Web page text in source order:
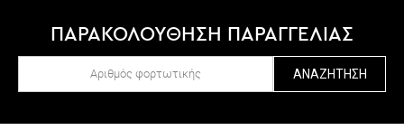
ΠΑΡΑΚΟΛΟΥΘΗΣΗ ΠΑΡΑΓΓΕΛΙΑΣ
ΑΝΑΖΉΤΗΣΗ